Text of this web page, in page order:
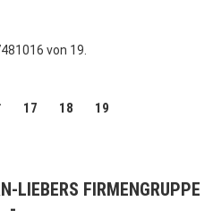
von 19.
17 18 19
LIEBERS FIRMENGRUPPE